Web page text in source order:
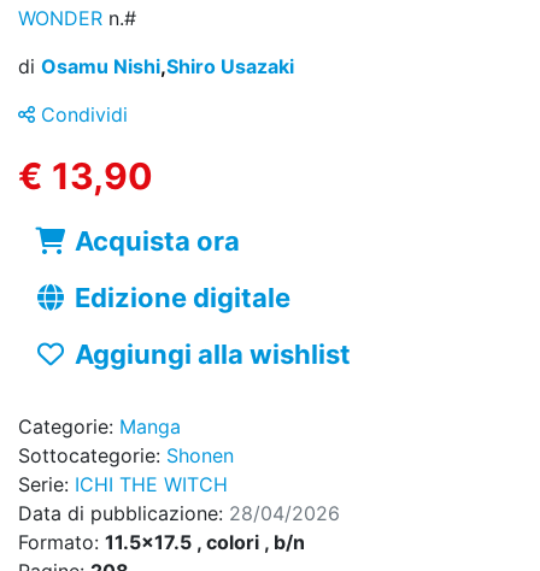
WONDER n.#
di Osamu Nishi,Shiro Usazaki
Condividi
€ 13,90
Acquista ora
Edizione digitale
Aggiungi alla wishlist
Categorie: Manga
Sottocategorie: Shonen
Serie: ICHI THE WITCH
Data di pubblicazione: 28/04/2026
Formato: 11.5x17.5 , colori , b/n